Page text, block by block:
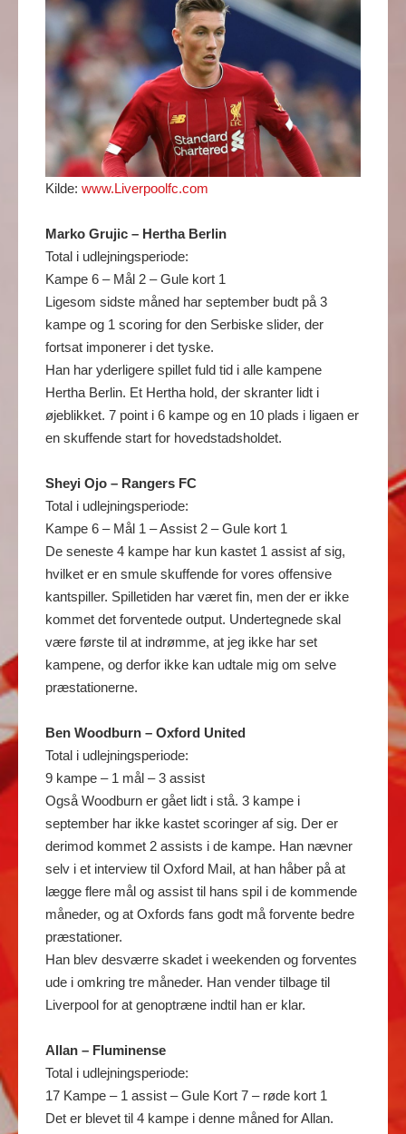
Kilde: www.Liverpoolfc.com
Marko Grujic – Hertha Berlin
Total i udlejningsperiode:
Kampe 6 – Mål 2 – Gule kort 1
Ligesom sidste måned har september budt på 3
kampe og 1 scoring for den Serbiske slider, der
fortsat imponerer i det tyske.
Han har yderligere spillet fuld tid i alle kampene
Hertha Berlin. Et Hertha hold, der skranter lidt i
øjeblikket. 7 point i 6 kampe og en 10 plads i ligaen er
en skuffende start for hovedstadsholdet.
Sheyi Ojo – Rangers FC
Total i udlejningsperiode:
Kampe 6 – Mål 1 – Assist 2 – Gule kort 1
De seneste 4 kampe har kun kastet 1 assist af sig,
hvilket er en smule skuffende for vores offensive
kantspiller. Spilletiden har været fin, men der er ikke
kommet det forventede output. Undertegnede skal
være første til at indrømme, at jeg ikke har set
kampene, og derfor ikke kan udtale mig om selve
præstationerne.
Ben Woodburn – Oxford United
Total i udlejningsperiode:
9 kampe – 1 mål – 3 assist
Også Woodburn er gået lidt i stå. 3 kampe i
september har ikke kastet scoringer af sig. Der er
derimod kommet 2 assists i de kampe. Han nævner
selv i et interview til Oxford Mail, at han håber på at
lægge flere mål og assist til hans spil i de kommende
måneder, og at Oxfords fans godt må forvente bedre
præstationer.
Han blev desværre skadet i weekenden og forventes
ude i omkring tre måneder. Han vender tilbage til
Liverpool for at genoptræne indtil han er klar.
Allan – Fluminense
Total i udlejningsperiode:
17 Kampe – 1 assist – Gule Kort 7 – røde kort 1
Det er blevet til 4 kampe i denne måned for Allan.